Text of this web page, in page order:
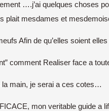
….j’ai quelques choses
plait mesdames et
Afin de qu’elles soient
comment Realiser face a
la main, je serai a ces cotes…
mon veritable guide a